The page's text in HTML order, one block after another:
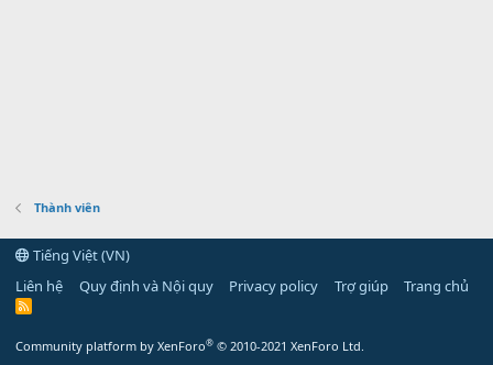
Thành viên
Tiếng Việt (VN)
Liên hệ
Quy định và Nội quy Privacy policy Trợ giúp Trang chủ
R
Community platform by XenForo® © 2010-2021 XenForo Ltd.